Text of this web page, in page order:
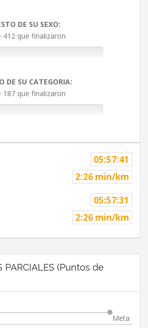
DE SU SEXO:
412 que finalizaron
DE SU CATEGORIA:
187 que finalizaron
05:57:41
2:26 min/km
05:57:31
2:26 min/km
PARCIALES (Puntos de
Meta